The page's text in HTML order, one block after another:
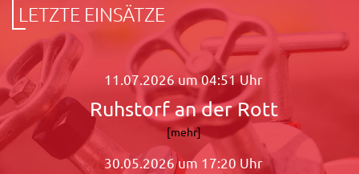
LETZTE EINSÄTZE
11.07.2026 um 04:51 Uhr
Ruhstorf an der Rott
[mehr]
30.05.2026 um 17:20 Uhr